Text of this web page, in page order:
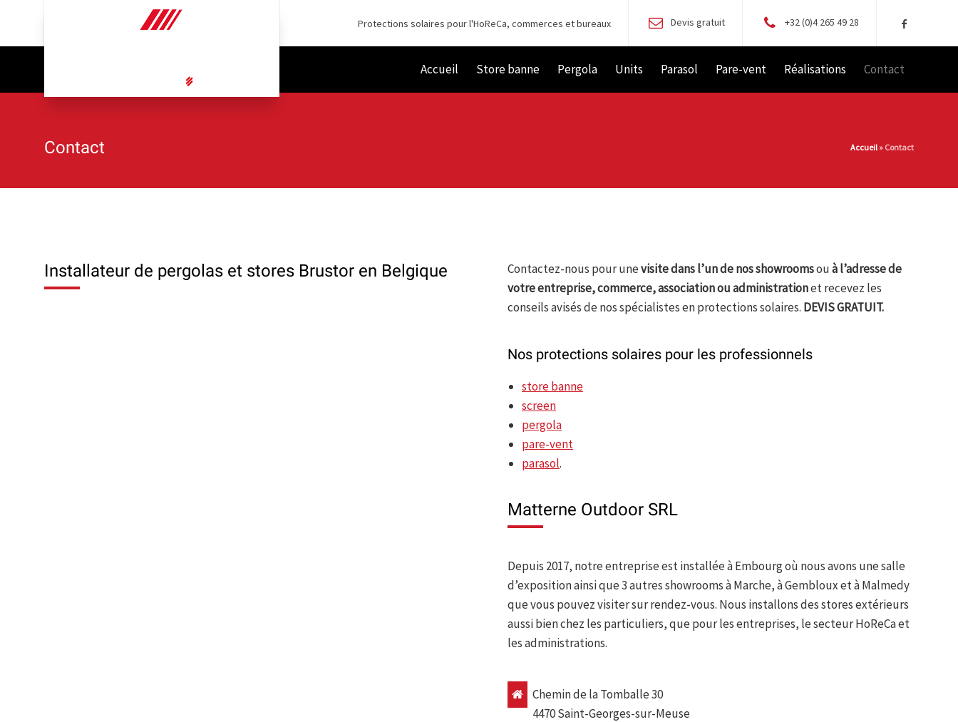
Protections solaires pour l'HoReCa, commerces et bureaux Devis gratuit +32 (0)4 265 49 28
Accueil Store banne Pergola Units Parasol Pare-vent Réalisations Contact
Contact Accueil » Contact
Installateur de pergolas et stores Brustor en Belgique Contactez-nous pour unevisite dans l’un de nos showroomsouà l’adresse de
votre entreprise, commerce, association ou administrationet recevez les
conseils avisés de nos spécialistes en protections solaires. DEVIS GRATUIT.
Nos protections solaires pour les professionnels
store banne
screen
pergola
pare-vent
parasol.
Matterne Outdoor SRL
Depuis 2017, notre entreprise est installée à Embourg où nous avons une salle
d’exposition ainsi que 3 autres showrooms à Marche, à Gembloux et à Malmedy
que vous pouvez visiter sur rendez-vous. Nous installons des stores extérieurs
aussi bien chez les particuliers, que pour les entreprises, le secteur HoReCa et
les administrations.
Chemin de la Tomballe 30
4470 Saint-Georges-sur-Meuse